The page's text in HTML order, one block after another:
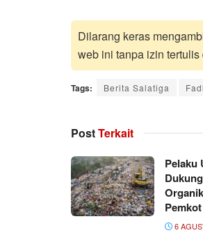
Dilarang keras
web ini tanpa izin
Tags: Berita Salatiga
PostTerkait
Pelaku
6